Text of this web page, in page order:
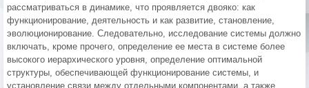
рассматриваться в динамике, что проявляется двояко: как
функционирование, деятельность и как развитие, становление,
эволюционирование. Следовательно, исследование системы должно
включать, кроме прочего, определение ее места в системе более
высокого иерархического уровня, определение оптимальной
структуры, обеспечивающей функционирование системы, и
установление связи между отдельными компонентами, а также